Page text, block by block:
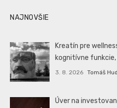
NAJNOVŠIE
Kreatín pre
kognitívne
3. 8. 2026 Tomáš
Úver na